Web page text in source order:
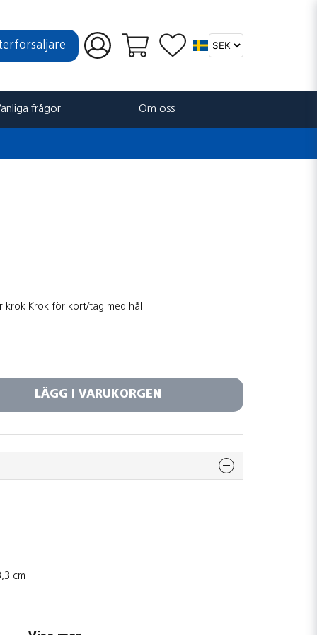
frågor Om oss
krok Krok för kort/tag med hål
LÄGG I VARUKORGEN
cm